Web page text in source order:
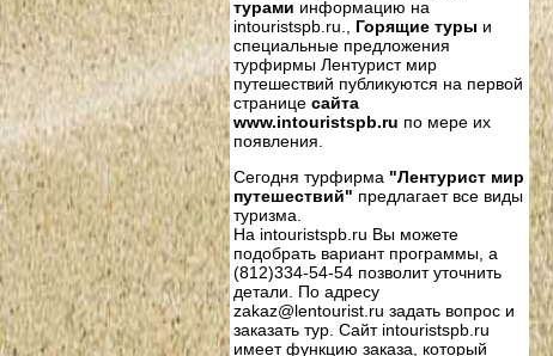
турами информацию на
intouristspb.ru., Горящие туры и
специальные предложения
турфирмы Лентурист мир
путешествий публикуются на первой
странице сайта
www.intouristspb.ru по мере их
появления.
Сегодня турфирма "Лентурист мир
путешествий" предлагает все виды
туризма.
На intouristspb.ru Вы можете
подобрать вариант программы, а
(812)334-54-54 позволит уточнить
детали. По адресу
zakaz@lentourist.ru задать вопрос и
заказать тур. Сайт intouristspb.ru
имеет функцию заказа, который